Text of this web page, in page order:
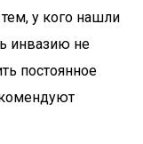
у кого нашли
инвазию не
постоянное